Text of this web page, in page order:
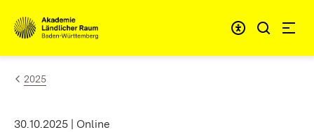
Zum Inhalt springen
Link zur Startseite
2025
30.10.2025 | Online